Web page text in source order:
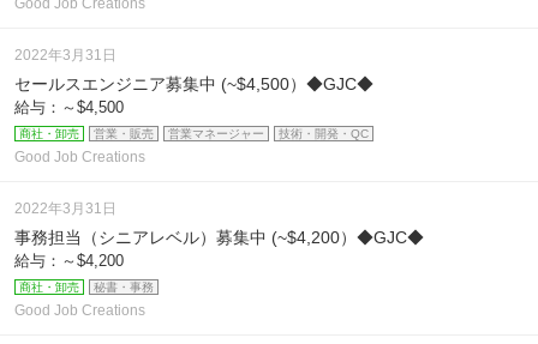
Good Job Creations
セールスエンジニア募集中 (~$4,500）◆GJC◆
給与：～$4,500
商社・卸売 営業・販売 営業マネージャー 技術・開発・QC
2022年3月31日
Good Job Creations
事務担当（シニアレベル）募集中 (~$4,200）◆GJC◆
給与：～$4,200
商社・卸売 秘書・事務
2022年3月31日
Good Job Creations